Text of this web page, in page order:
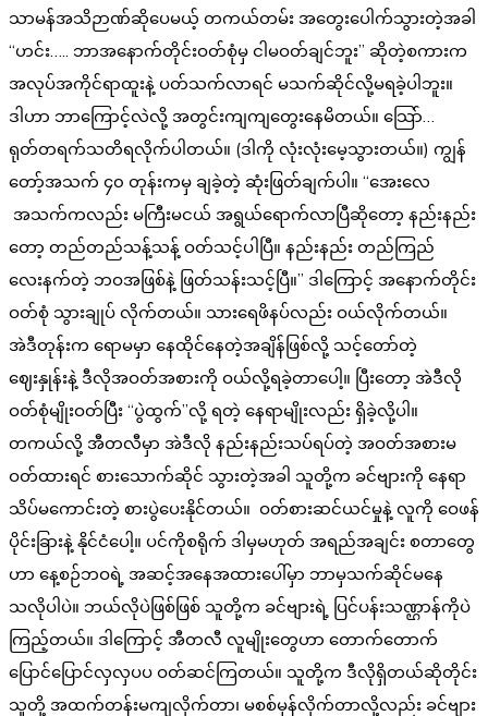
သာမန်အသိဉာဏ်ဆိုပေမယ့် တကယ်တမ်း အတွေးပေါက်သွားတဲ့အခါ
“ဟင်း….. ဘာအနောက်တိုင်းဝတ်စုံမှ ငါမဝတ်ချင်ဘူး” ဆိုတဲ့စကားက
အလုပ်အကိုင်ရာထူးနဲ့ ပတ်သက်လာရင် မသက်ဆိုင်လို့မရခဲ့ပါဘူး။
ဒါဟာ ဘာကြောင့်လဲလို့ အတွင်းကျကျတွေးနေမိတယ်။ သြော်…
ရုတ်တရက်သတိရလိုက်ပါတယ်။ (ဒါကို လုံးလုံးမေ့သွားတယ်။) ကျွန်
တော့်အသက် ၄၀ တုန်းကမှ ချခဲ့တဲ့ ဆုံးဖြတ်ချက်ပါ။ “အေးလေ
အသက်ကလည်း မကြီးမငယ် အရွယ်ရောက်လာပြီဆိုတော့ နည်းနည်း
တော့ တည်တည်သန့်သန့် ဝတ်သင့်ပါပြီ။ နည်းနည်း တည်ကြည်
လေးနက်တဲ့ ဘဝအဖြစ်နဲ့ ဖြတ်သန်းသင့်ပြီ။” ဒါကြောင့် အနောက်တိုင်း
ဝတ်စုံ သွားချုပ် လိုက်တယ်။ သားရေဖိနပ်လည်း ဝယ်လိုက်တယ်။
အဲဒီတုန်းက ရောမမှာ နေထိုင်နေတဲ့အချိန်ဖြစ်လို့ သင့်တော်တဲ့
ဈေးနှုန်းနဲ့ ဒီလိုအဝတ်အစားကို ဝယ်လို့ရခဲ့တာပေါ့။ ပြီးတော့ အဲဒီလို
ဝတ်စုံမျိုးဝတ်ပြီး “ပွဲထွက်”လို့ ရတဲ့ နေရာမျိုးလည်း ရှိခဲ့လို့ပါ။
တကယ်လို့ အီတလီမှာ အဲဒီလို နည်းနည်းသပ်ရပ်တဲ့ အဝတ်အစားမ
ဝတ်ထားရင် စားသောက်ဆိုင် သွားတဲ့အခါ သူတို့က ခင်ဗျားကို နေရာ
သိပ်မကောင်းတဲ့ စားပွဲပေးနိုင်တယ်။ ဝတ်စားဆင်ယင်မှုနဲ့ လူကို ဝေဖန်
ပိုင်းခြားနဲ့ နိုင်ငံပေါ့။ ပင်ကိုစရိုက် ဒါမှမဟုတ် အရည်အချင်း စတာတွေ
ဟာ နေ့စဉ်ဘဝရဲ့ အဆင့်အနေအထားပေါ်မှာ ဘာမှသက်ဆိုင်မနေ
သလိုပါပဲ။ ဘယ်လိုပဲဖြစ်ဖြစ် သူတို့က ခင်ဗျားရဲ့ ပြင်ပန်းသဏ္ဌာန်ကိုပဲ
ကြည့်တယ်။ ဒါကြောင့် အီတလီ လူမျိုးတွေဟာ တောက်တောက်
ပြောင်ပြောင်လှလှပပ ဝတ်ဆင်ကြတယ်။ သူတို့က ဒီလိုရှိတယ်ဆိုတိုင်း
သူတို့ အထက်တန်းမကျလိုက်တာ၊ မစစ်မှန်လိုက်တာလို့လည်း ခင်ဗျား